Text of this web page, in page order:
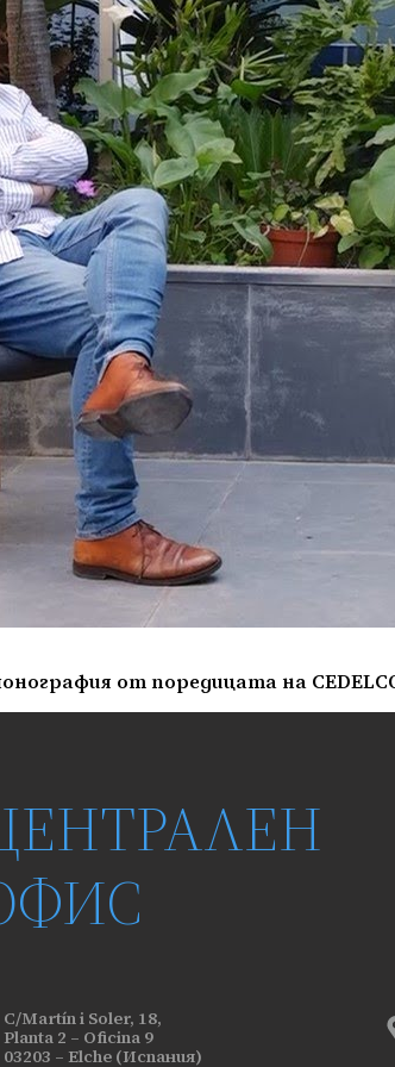
от поредицата на
C/Martín i Soler, 18,
Planta 2 – Oficina 9
03203 – Elche (Испания)